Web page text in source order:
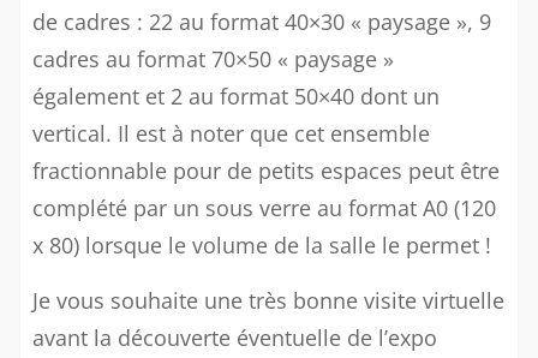
de cadres : 22 au format 40×30 « paysage », 9
cadres au format 70×50 « paysage »
également et 2 au format 50×40 dont un
vertical. Il est à noter que cet ensemble
fractionnable pour de petits espaces peut être
complété par un sous verre au format A0 (120
x 80) lorsque le volume de la salle le permet !
Je vous souhaite une très bonne visite virtuelle
avant la découverte éventuelle de l’expo